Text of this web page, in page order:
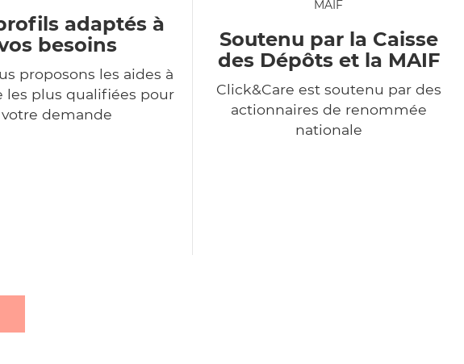
adaptés à
besoins
proposons les aides à
les plus qualifiées pour
votre demande
Soutenu par la Caisse
des Dépôts et la MAIF
Click&Care est soutenu par des
actionnaires de renommée
nationale